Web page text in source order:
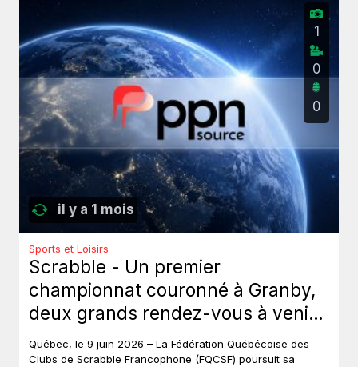
il y a 1 mois
1
0
0
Sports et Loisirs
Scrabble - Un premier
championnat couronné à Granby,
deux grands rendez-vous à venir
au Québec.
Québec, le 9 juin 2026 – La Fédération Québécoise des
Clubs de Scrabble Francophone (FQCSF) poursuit sa